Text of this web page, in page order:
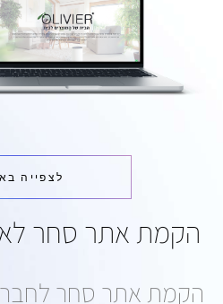
לצפייה
הקמת אתר סחר
הקמת אתר סחר